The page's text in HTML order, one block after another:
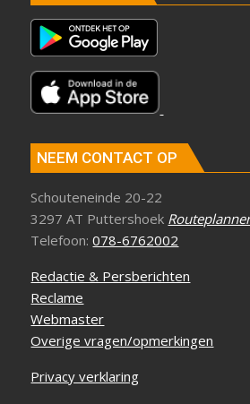
NEEM CONTACT OP
Schouteneinde 20-22
3297 AT Puttershoek
Telefoon:078-6762002
Redactie & Persberichten
Reclame
Webmaster
Overige vragen/opmerkingen
Privacy verklaring